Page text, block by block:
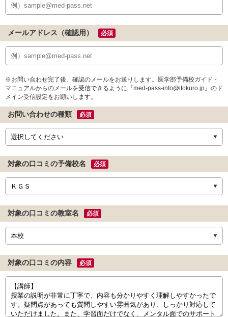
メールアドレス（確認用） 必須
※お問い合わせ完了後、確認のメールをお送りします。医学部予備校ガイド・
マニュアルからのメールを受信できるように『med-pass-info@itokuro.jp』のド
メイン受信設定をお願いします。
お問い合わせの種類 必須
対象の口コミの予備校名 必須
対象の口コミの教室名 必須
対象の口コミの内容 必須